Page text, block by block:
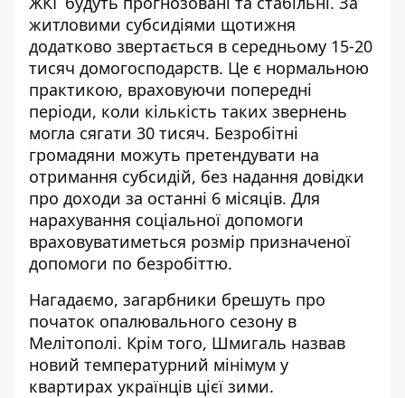
житловими субсидіями щотижня
додатково звертається в середньому 15-20
тисяч домогосподарств. Це є нормальною
практикою, враховуючи попередні
періоди, коли кількість таких звернень
могла сягати 30 тисяч. Безробітні
громадяни можуть претендувати на
отримання субсидій, без надання довідки
про доходи за останні 6 місяців. Для
нарахування соціальної допомоги
враховуватиметься розмір призначеної
допомоги по безробіттю.
Нагадаємо, загарбники брешуть про
початок опалювального сезону в
Мелітополі. Крім того, Шмигаль назвав
новий температурний мінімум у
квартирах українців цієї зими.